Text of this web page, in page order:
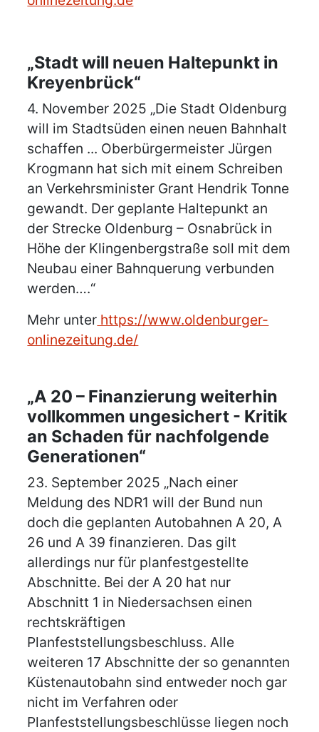
„Stadt will neuen Haltepunkt in
Kreyenbrück“
4. November 2025 „Die Stadt Oldenburg
will im Stadtsüden einen neuen Bahnhalt
schaffen ... Oberbürgermeister Jürgen
Krogmann hat sich mit einem Schreiben
an Verkehrsminister Grant Hendrik Tonne
gewandt. Der geplante Haltepunkt an
der Strecke Oldenburg – Osnabrück in
Höhe der Klingenbergstraße soll mit dem
Neubau einer Bahnquerung verbunden
werden….“
Mehr unter https://www.oldenburger-
onlinezeitung.de/
„A 20 – Finanzierung weiterhin
vollkommen ungesichert - Kritik
an Schaden für nachfolgende
Generationen“
23. September 2025 „Nach einer
Meldung des NDR1 will der Bund nun
doch die geplanten Autobahnen A 20, A
26 und A 39 finanzieren. Das gilt
allerdings nur für planfestgestellte
Abschnitte. Bei der A 20 hat nur
Abschnitt 1 in Niedersachsen einen
rechtskräftigen
Planfeststellungsbeschluss. Alle
weiteren 17 Abschnitte der so genannten
Küstenautobahn sind entweder noch gar
nicht im Verfahren oder
Planfeststellungsbeschlüsse liegen noch